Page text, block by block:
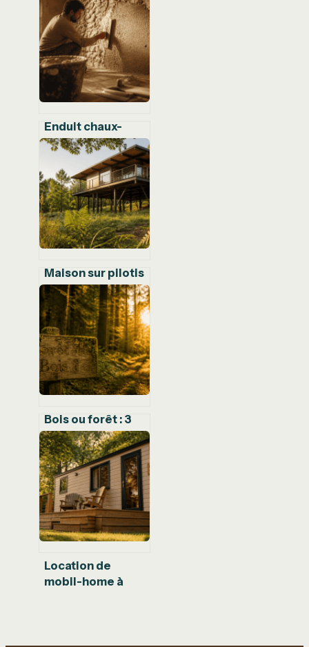
Enduit chaux-
liège : isoler sans
perdre d’espace
ni sacrifier la
santé de vos murs
Maison sur pilotis
: 4 techniques
pour bâtir sur sol
instable sans
bétonnage massif
Bois ou forêt : 3
critères chiffrés
pour définir un
espace naturel
Location de
mobil-home à